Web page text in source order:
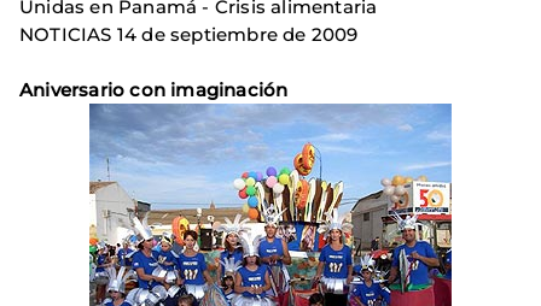
Unidas en Panamá - Crisis alimentaria
NOTICIAS 14 de septiembre de 2009
Aniversario con imaginación